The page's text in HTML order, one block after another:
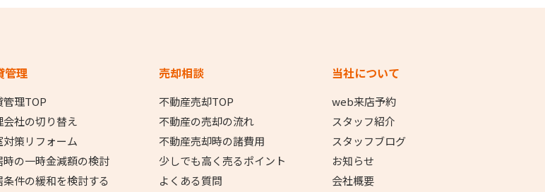
管理
管理TOP
会社の切り替え
対策リフォーム
時の一時金減額の検討
条件の緩和を検討する
売却相談
不動産売却TOP
不動産の売却の流れ
不動産売却時の諸費用
少しでも高く売るポイント
よくある質問
当社について
web来店予約
スタッフ紹介
スタッフブログ
お知らせ
会社概要